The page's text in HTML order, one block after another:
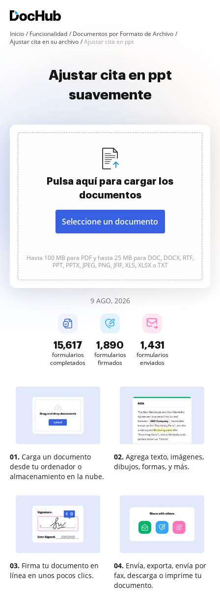
Inicio Funcionalidad
Documentos por Formato de Archivo
Ajustar cita en su archivo
Ajustar cita en ppt
Ajustar cita en ppt
suavemente
Pulsa aquí para cargar los
documentos
Seleccione un documento
Hasta 100 MB para PDF y hasta 25 MB para DOC, DOCX, RTF,
PPT, PPTX, JPEG, PNG, JFIF, XLS, XLSX o TXT
9 AGO, 2026
15,618
formularios
completados
1,890
formularios
firmados
1,432
formularios
enviados
01. Carga un documento
desde tu ordenador o
almacenamiento en la nube.
02. Agrega texto, imágenes,
dibujos, formas, y más.
03. Firma tu documento en
línea en unos pocos clics.
04. Envía, exporta, envía por
fax, descarga o imprime tu
documento.